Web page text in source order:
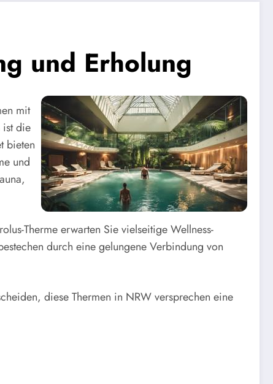
und Erholung
mit
ist die
bieten
und
Therme erwarten Sie vielseitige Wellness-
durch eine gelungene Verbindung von
diese Thermen in NRW versprechen eine